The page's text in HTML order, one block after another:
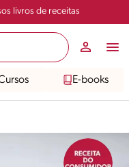
livros de receitas
E-books
Compartilhar